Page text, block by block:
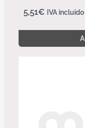
5,51€ IVA incluido